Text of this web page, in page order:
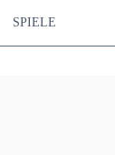
SPIELE